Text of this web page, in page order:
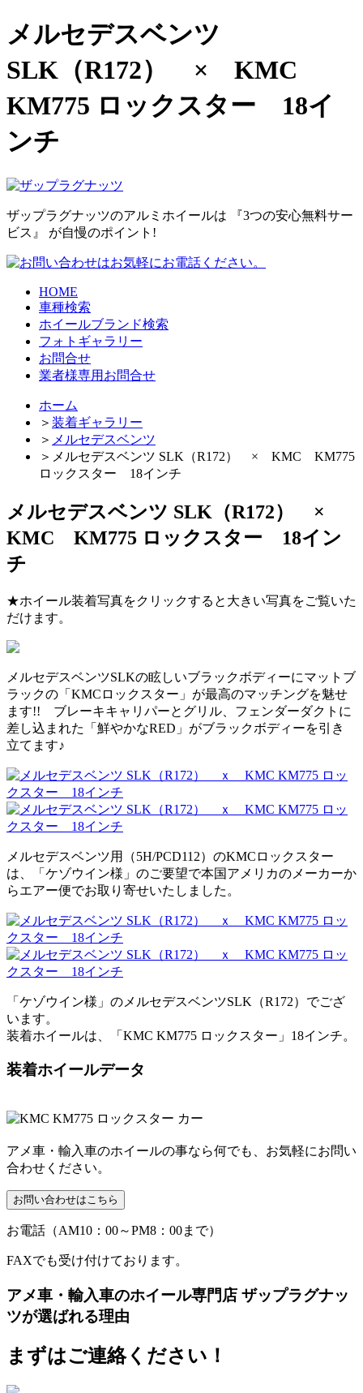
メルセデスベンツ
SLK（R172） × KMC
KM775 ロックスター 18イ
ンチ
ザップラグナッツのアルミホイールは
『3つの安心無料サー
ビス』 が自慢のポイント!
HOME
車種検索
ホイールブランド検索
フォトギャラリー
お問合せ
業者様専用お問合せ
ホーム
＞ 装着ギャラリー
＞ メルセデスベンツ
＞ メルセデスベンツ SLK（R172） × KMC KM775
ロックスター 18インチ
メルセデスベンツ SLK（R172） ×
KMC KM775 ロックスター 18イン
チ
★ホイール装着写真をクリックすると大きい写真をご覧いた
だけます。
メルセデスベンツSLKの眩しいブラックボディーにマットブ
ラックの「KMCロックスター」が最高のマッチングを魅せ
ます!! ブレーキキャリパーとグリル、フェンダーダクトに
差し込まれた「鮮やかなRED」がブラックボディーを引き
立てます♪
メルセデスベンツ用（5H/PCD112）のKMCロックスター
は、「ケゾウイン様」のご要望で本国アメリカのメーカーか
らエアー便でお取り寄せいたしました。
「ケゾウイン様」のメルセデスベンツSLK（R172）でござ
います。
装着ホイールは、「KMC KM775 ロックスター」18インチ。
装着ホイールデータ
アメ車・輸入車のホイールの事なら何でも、お気軽にお問い
合わせください。
お電話（AM10：00～PM8：00まで）
FAXでも受け付けております。
アメ車・輸入車のホイール専門店 ザップラグナッ
ツが選ばれる理由
まずはご連絡ください！